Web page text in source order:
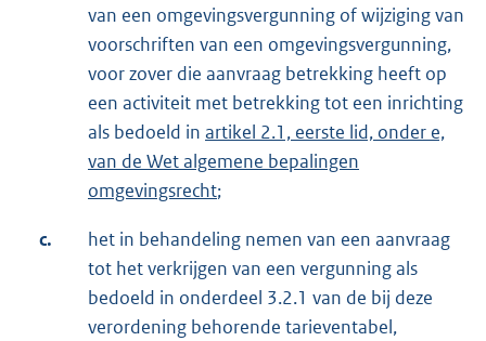
van een omgevingsvergunning of wijziging van
voorschriften van een omgevingsvergunning,
voor zover die aanvraag betrekking heeft op
een activiteit met betrekking tot een inrichting
als bedoeld in artikel 2.1, eerste lid, onder e,
van de Wet algemene bepalingen
omgevingsrecht;
c.
het in behandeling nemen van een aanvraag
tot het verkrijgen van een vergunning als
bedoeld in onderdeel 3.2.1 van de bij deze
verordening behorende tarieventabel,